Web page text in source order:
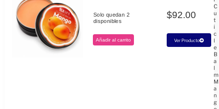
Solo quedan 2
disponibles
$92.00
Añadir al carrito Ver Producto
C
u
t
i
c
l
e
B
a
l
m
M
a
n
g